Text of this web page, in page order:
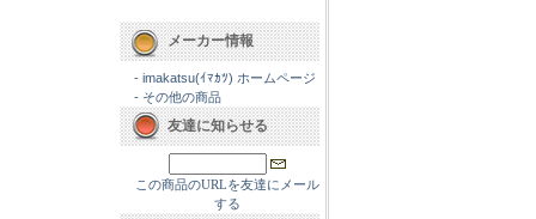
メーカー情報
- imakatsu(ｲﾏｶﾂ) ホームページ
- その他の商品
友達に知らせる
この商品のURLを友達にメール
する